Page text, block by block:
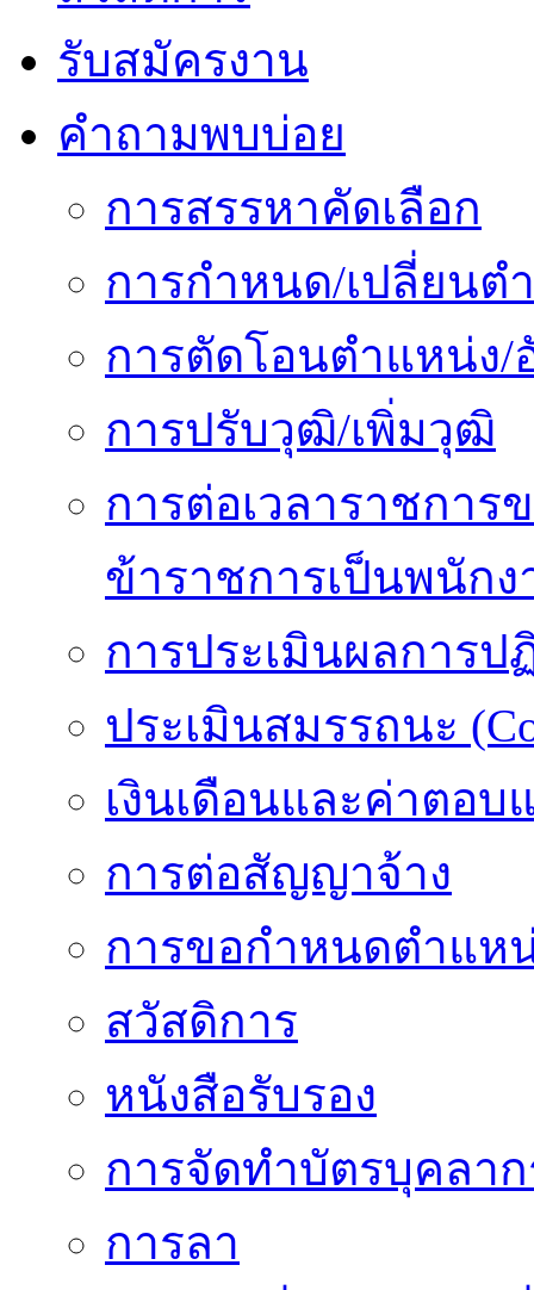
รับสมัครงาน
คำถามพบบ่อย
การสรรหาคัดเลือก
การกำหนด/เปลี่ยนต
การตัดโอนตำแหน่ง/
การปรับวุฒิ/เพิ่มวุฒิ
การต่อเวลาราชการ
ข้าราชการเป็นพนักง
การประเมินผลการป
ประเมินสมรรถนะ
เงินเดือนและค่าตอบ
การต่อสัญญาจ้าง
การขอกำหนดตำแห
สวัสดิการ
หนังสือรับรอง
การจัดทำบัตรบุคลา
การลา